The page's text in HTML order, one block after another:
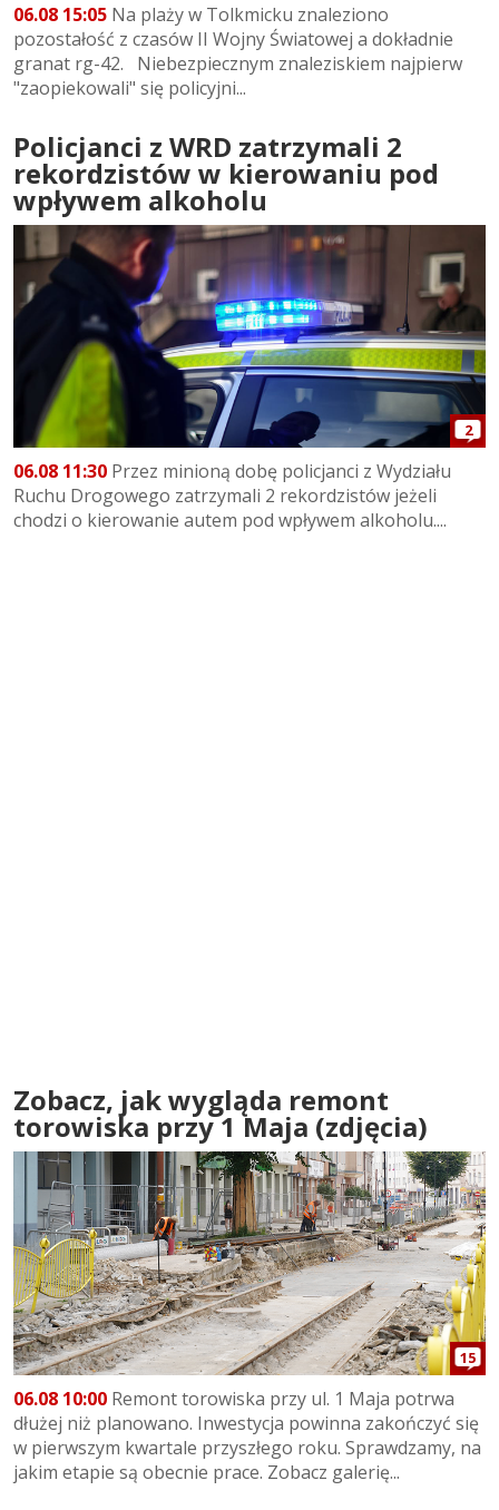
06.08 15:05 Na plaży w Tolkmicku znaleziono
pozostałość z czasów II Wojny Światowej a dokładnie
granat rg-42. Niebezpiecznym znaleziskiem najpierw
"zaopiekowali" się policyjni...
Policjanci z WRD zatrzymali 2
rekordzistów w kierowaniu pod
wpływem alkoholu
2
06.08 11:30 Przez minioną dobę policjanci z Wydziału
Ruchu Drogowego zatrzymali 2 rekordzistów jeżeli
chodzi o kierowanie autem pod wpływem alkoholu....
Zobacz, jak wygląda remont
torowiska przy 1 Maja (zdjęcia)
15
06.08 10:00 Remont torowiska przy ul. 1 Maja potrwa
dłużej niż planowano. Inwestycja powinna zakończyć się
w pierwszym kwartale przyszłego roku. Sprawdzamy, na
jakim etapie są obecnie prace. Zobacz galerię...